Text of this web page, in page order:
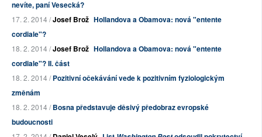
nevíte, paní Vesecká?
17. 2. 2014 /Josef Brož Hollandova a Obamova: nová "entente
cordiale"?
18. 2. 2014 /Josef Brož Hollandova a Obamova: nová "entente
cordiale"? II. část
18. 2. 2014 /Pozitivní očekávání vede k pozitivním fyziologickým
změnám
18. 2. 2014 /Bosna představuje děsivý předobraz evropské
budoucnosti